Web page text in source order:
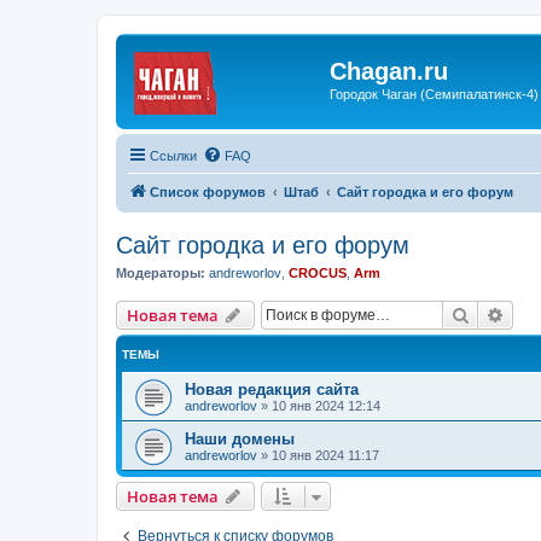
Chagan.ru
Городок Чаган (Семипалатинск-4)
Ссылки FAQ
Список форумов Штаб Сайт городка и его форум
Сайт городка и его форум
Модераторы: andreworlov CROCUS Arm
Новая тема Поиск
ТЕМЫ
Новая редакция сайта
andreworlov » 10 янв 2024 12:14
Наши домены
andreworlov » 10 янв 2024 11:17
Новая тема
Вернуться к списку форумов